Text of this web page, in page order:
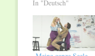
Publikum des
seine integrierte
Version. Das *wahre*
Leben und die
Traumdimension
In "Deutsch"